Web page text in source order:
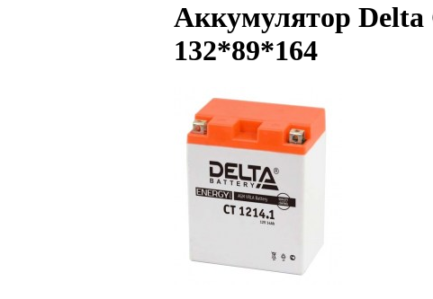
Аккумулятор Delta
132*89*164